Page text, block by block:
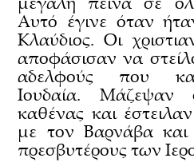
Αυτό έγινε όταν
Κλαύδιος. Οι
αποφάσισαν να
αδελφούς που
Ιουδαία.
καθένας και
με τον Βαρνάβα
πρεσβυτέρους των